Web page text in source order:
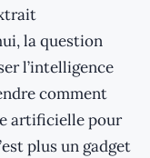
la question
l’intelligence
comment
artificielle pour
plus un gadget